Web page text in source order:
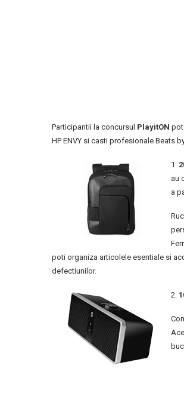
Participantii la concursul PlayitON pot
HP ENVY si casti profesionale Beats
1.
au
a
poti organiza articolele esentiale si
defectiunilor.
2.